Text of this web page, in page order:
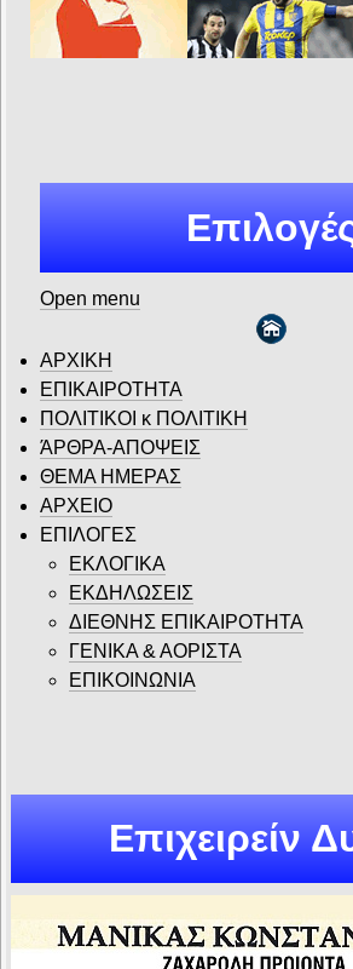
Open menu
ΑΡΧΙΚΗ
ΕΠΙΚΑΙΡΟΤΗΤΑ
ΠΟΛΙΤΙΚΟΙ κ ΠΟΛΙΤΙΚΗ
ΆΡΘΡΑ-ΑΠΟΨΕΙΣ
ΘΕΜΑ ΗΜΕΡΑΣ
ΑΡΧΕΙΟ
ΕΠΙΛΟΓΕΣ
ΕΚΛΟΓΙΚΑ
ΕΚΔΗΛΩΣΕΙΣ
ΔΙΕΘΝΗΣ ΕΠΙΚΑΙΡΟΤΗΤΑ
ΓΕΝΙΚΑ & ΑΟΡΙΣΤΑ
ΕΠΙΚΟΙΝΩΝΙΑ
Επιχειρείν